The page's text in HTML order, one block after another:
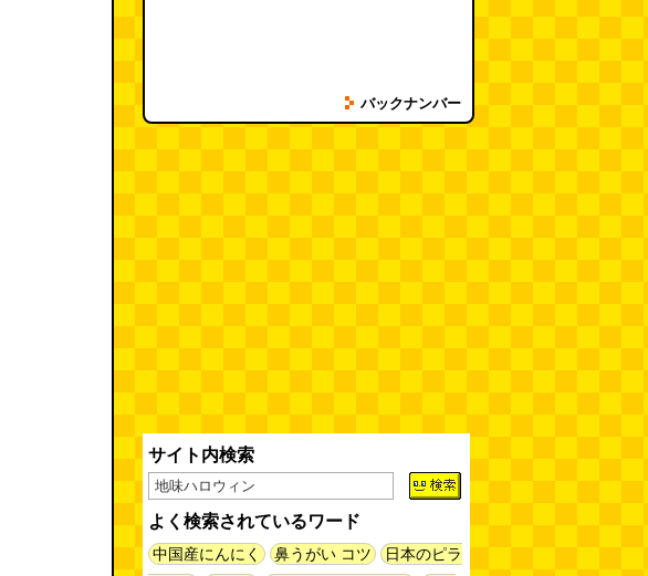
バックナンバー
サイト内検索
よく検索されているワード
中国産にんにく 鼻うがい コツ
日本のピラ